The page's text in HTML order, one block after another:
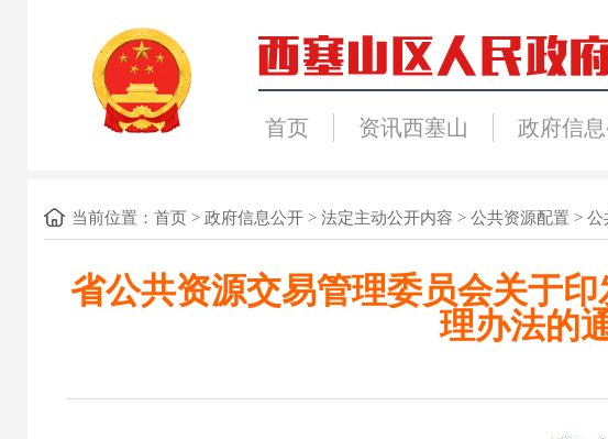
首页 资讯西塞山 政府信
当前位置： 首页> 政府信息公开> 法定主动公开内容 > 公共资源配置 > 公
省公共资源交易管理委员会关于
理办法的